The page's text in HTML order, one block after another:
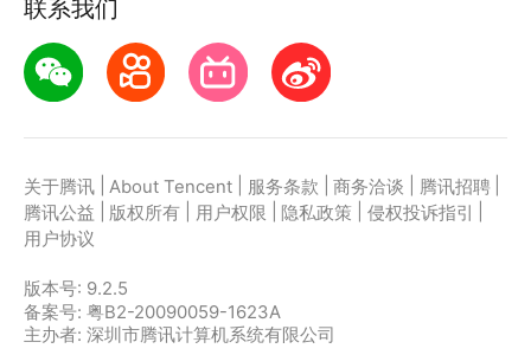
联系我们
关于腾讯 About Tencent 服务条款 商务洽谈 腾讯招聘
腾讯公益
版权所有 用户权限 隐私政策 侵权投诉指引
用户协议
版本号: 9.2.5
备案号: 粤B2-20090059-1623A
主办者: 深圳市腾讯计算机系统有限公司